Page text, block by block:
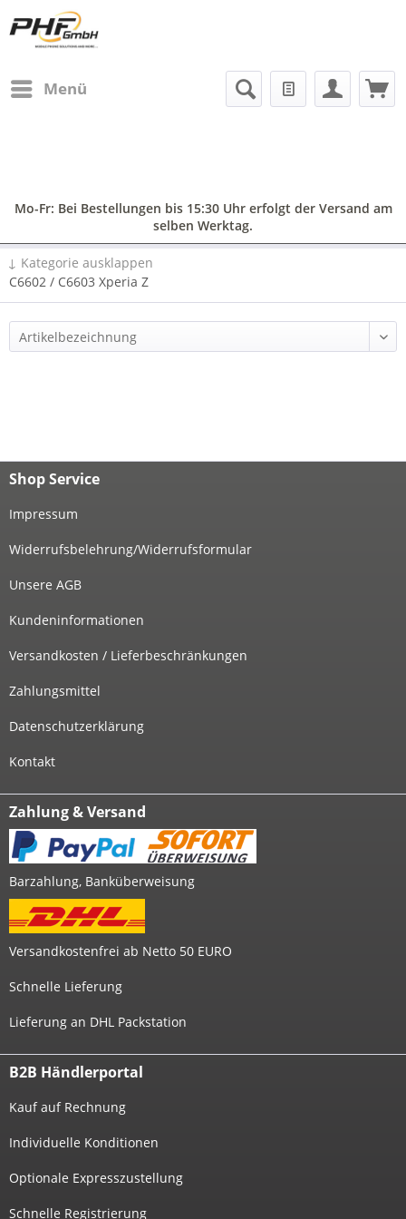
Menü
Mo-Fr: Bei Bestellungen bis 15:30 Uhr erfolgt der Versand am
selben Werktag.
↓ Kategorie ausklappen
C6602 / C6603 Xperia Z
Shop Service
Impressum
Widerrufsbelehrung/Widerrufsformular
Unsere AGB
Kundeninformationen
Versandkosten / Lieferbeschränkungen
Zahlungsmittel
Datenschutzerklärung
Kontakt
Zahlung & Versand
Barzahlung, Banküberweisung
Versandkostenfrei ab Netto 50 EURO
Schnelle Lieferung
Lieferung an DHL Packstation
B2B Händlerportal
Kauf auf Rechnung
Individuelle Konditionen
Optionale Expresszustellung
Schnelle Registrierung